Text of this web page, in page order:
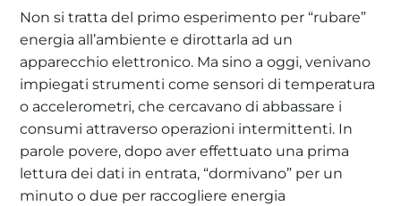
Non si tratta del primo esperimento per “rubare”
energia all’ambiente e dirottarla ad un
apparecchio elettronico. Ma sino a oggi, venivano
impiegati strumenti come sensori di temperatura
o accelerometri, che cercavano di abbassare i
consumi attraverso operazioni intermittenti. In
parole povere, dopo aver effettuato una prima
lettura dei dati in entrata, “dormivano” per un
minuto o due per raccogliere energia